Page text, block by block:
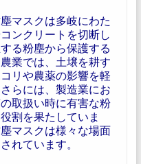
マスクは多岐にわた
ンクリートを切断し
る粉塵から保護する
業では、土壌を耕す
リや農薬の影響を軽
らには、製造業にお
取扱い時に有害な粉
割を果たしていま
マスクは様々な場面
れています。